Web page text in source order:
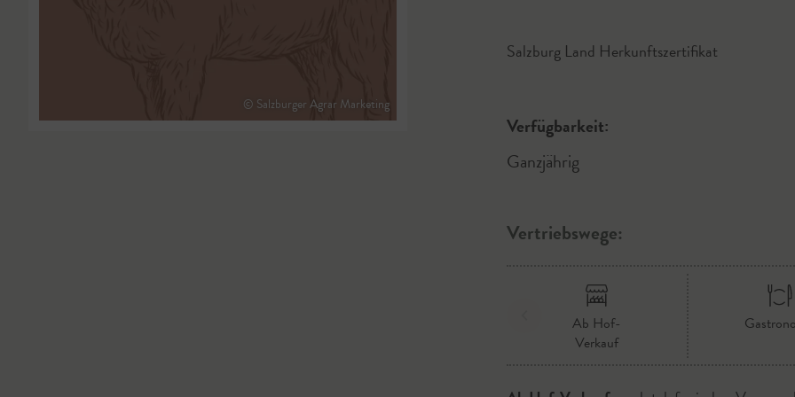
© Salzburger Agrar Marketing
Salzburg Land Herkunftszertifikat
Verfügbarkeit:
Ganzjährig
Vertriebswege:
Ab Hof-
Verkauf